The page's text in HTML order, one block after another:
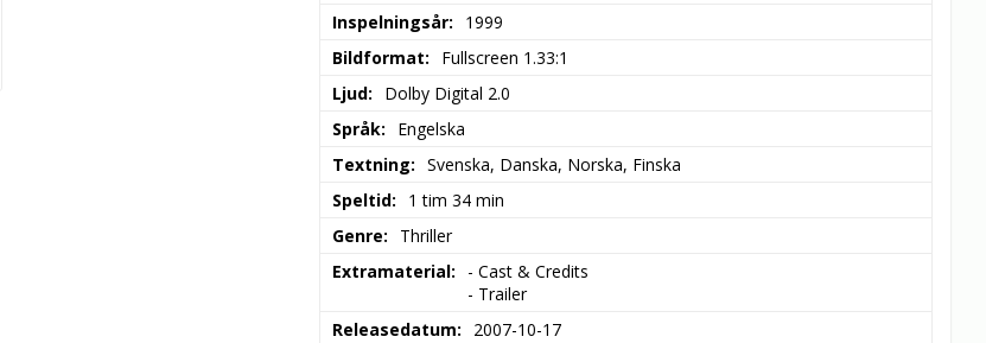
Inspelningsår
1999
Bildformat
Fullscreen 1.33:1
Ljud
Dolby Digital 2.0
Språk
Engelska
Textning
Svenska, Danska, Norska, Finska
Speltid
1 tim 34 min
Genre
Thriller
Extramaterial
- Cast & Credits
- Trailer
Releasedatum
2007-10-17